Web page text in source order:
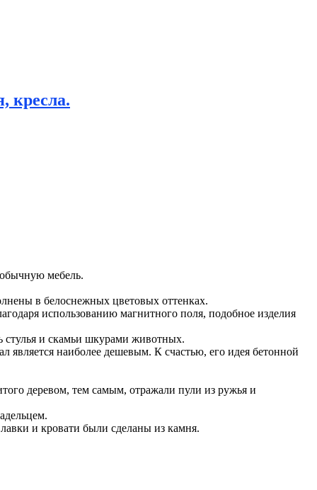
кресла.
мебель.
в белоснежных цветовых оттенках.
использованию магнитного поля, подобное изделия
стулья и скамьи шкурами животных.
является наиболее дешевым. К счастью, его идея бетонной
деревом, тем самым, отражали пули из ружья и
и кровати были сделаны из камня.